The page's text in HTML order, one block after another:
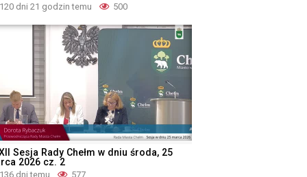
120 dni 21 godzin temu 500
Sesja Rady Chełm w dniu środa, 25
2026 cz. 2
136 dni temu 577